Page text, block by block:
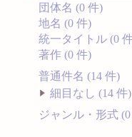
団体名 (0 件)
地名 (0 件)
統一タイトル (0
著作 (0 件)
普通件名 (14 件)
細目なし (14 件)
ジャンル・形式